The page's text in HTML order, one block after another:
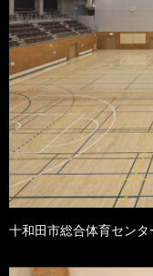
十和田市総合体育センタ